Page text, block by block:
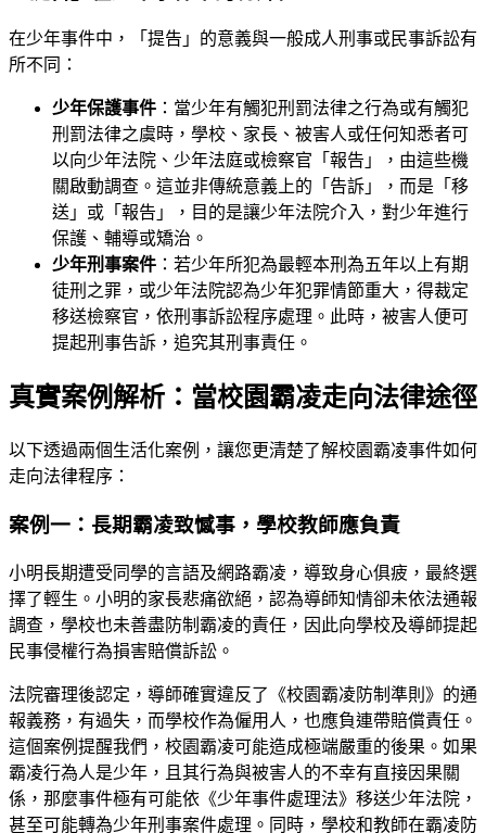
在少年事件中，「提告」的意義與一般成人刑事或民事訴訟有
所不同：
少年保護事件 ：當少年有觸犯刑罰法律之行為或有觸犯
刑罰法律之虞時，學校、家長、被害人或任何知悉者可
以向少年法院、少年法庭或檢察官「報告」，由這些機
關啟動調查。這並非傳統意義上的「告訴」，而是「移
送」或「報告」，目的是讓少年法院介入，對少年進行
保護、輔導或矯治。
少年刑事案件 ：若少年所犯為最輕本刑為五年以上有期
徒刑之罪，或少年法院認為少年犯罪情節重大，得裁定
移送檢察官，依刑事訴訟程序處理。此時，被害人便可
提起刑事告訴，追究其刑事責任。
真實案例解析：當校園霸凌走向法律途徑
以下透過兩個生活化案例，讓您更清楚了解校園霸凌事件如何
走向法律程序：
案例一：長期霸凌致憾事，學校教師應負責
小明長期遭受同學的言語及網路霸凌，導致身心俱疲，最終選
擇了輕生。小明的家長悲痛欲絕，認為導師知情卻未依法通報
調查，學校也未善盡防制霸凌的責任，因此向學校及導師提起
民事侵權行為損害賠償訴訟。
法院審理後認定，導師確實違反了《校園霸凌防制準則》的通
報義務，有過失，而學校作為僱用人，也應負連帶賠償責任。
這個案例提醒我們，校園霸凌可能造成極端嚴重的後果。如果
霸凌行為人是少年，且其行為與被害人的不幸有直接因果關
係，那麼事件極有可能依《少年事件處理法》移送少年法院，
甚至可能轉為少年刑事案件處理。同時，學校和教師在霸凌防